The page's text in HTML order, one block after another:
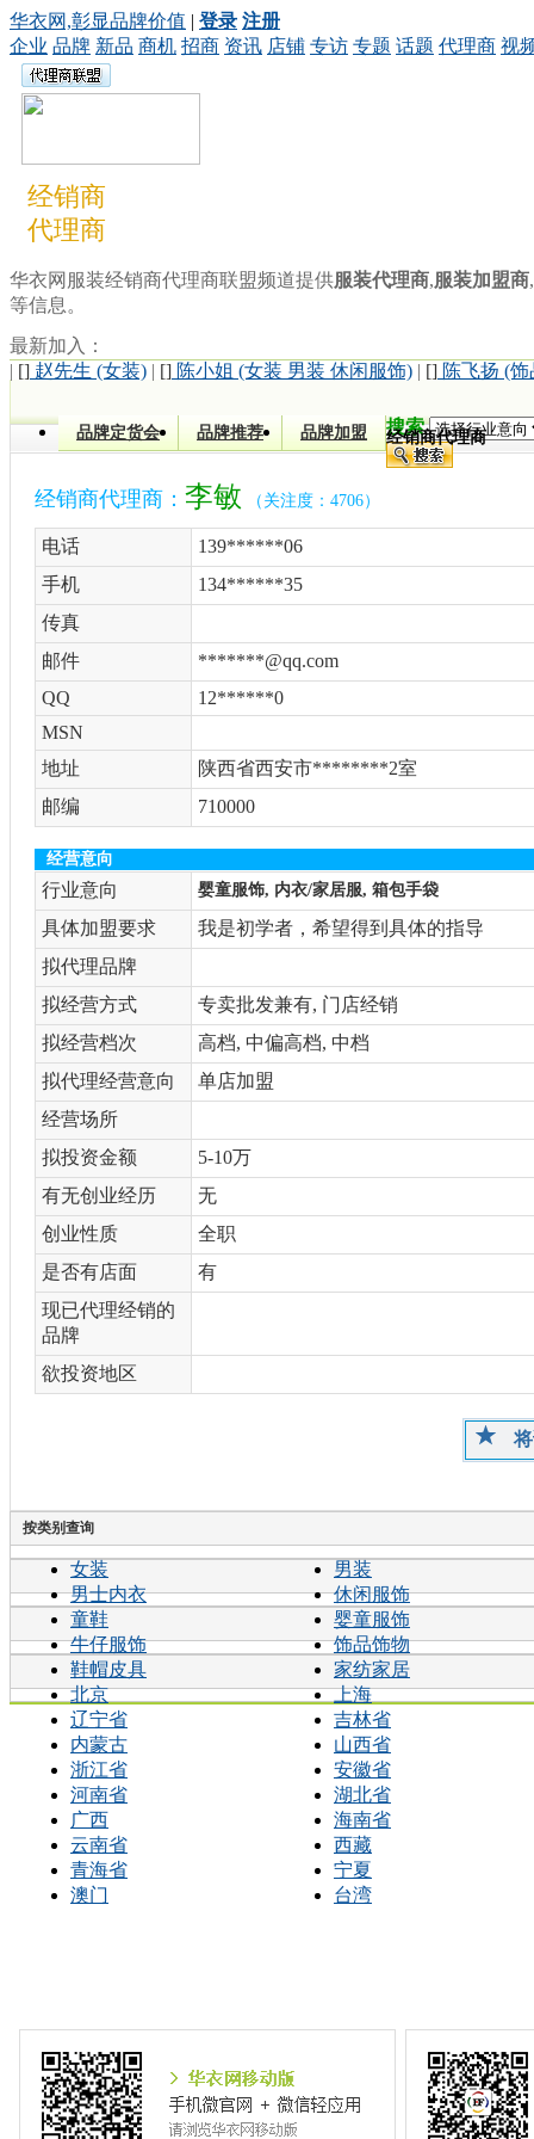
华衣网,彰显品牌价值 | 登录 注册
企业 品牌 新品 商机 招商 资讯 店铺 专访 专题 话题 代理商 视
经销商
代理商
华衣网服装经销商代理商联盟频道提供服装代理商, 服装加盟商,
等信息。
最新加入：
| [] 赵先生 (女装) | [] 陈小姐 (女装 男装 休闲服饰) | [] 陈飞扬 (
品牌定货会 品牌推荐 品牌加盟 搜索
经销商代理商
经销商代理商： 李敏 （关注度：4706）
电话
139******06
手机
134******35
传真
邮件
*******@qq.com
QQ
12******0
MSN
地址
陕西省西安市********2室
邮编
710000
经营意向
行业意向 婴童服饰, 内衣/家居服, 箱包手袋
具体加盟要求
我是初学者，希望得到具体的指导
拟代理品牌
拟经营方式
专卖批发兼有, 门店经销
拟经营档次
高档, 中偏高档, 中档
拟代理经营意向
单店加盟
经营场所
拟投资金额
5-10万
有无创业经历
无
创业性质
全职
是否有店面
有
现已代理经销的
品牌
欲投资地区
按类别查询
女装
男装
男士内衣
休闲服饰
童鞋
婴童服饰
牛仔服饰
饰品饰物
鞋帽皮具
家纺家居
北京
上海
辽宁省
吉林省
内蒙古
山西省
浙江省
安徽省
河南省
湖北省
广西
海南省
云南省
西藏
青海省
宁夏
澳门
台湾